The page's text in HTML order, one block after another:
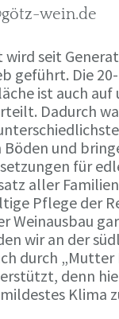
wein.de
wird seit
geführt. Die
ist auch auf
Dadurch
Böden und
für
aller
Pflege der
Weinausbau
wir an der
durch „Mutter
denn
Klima